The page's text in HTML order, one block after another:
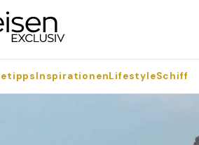
InspirationenLifestyleSchiff